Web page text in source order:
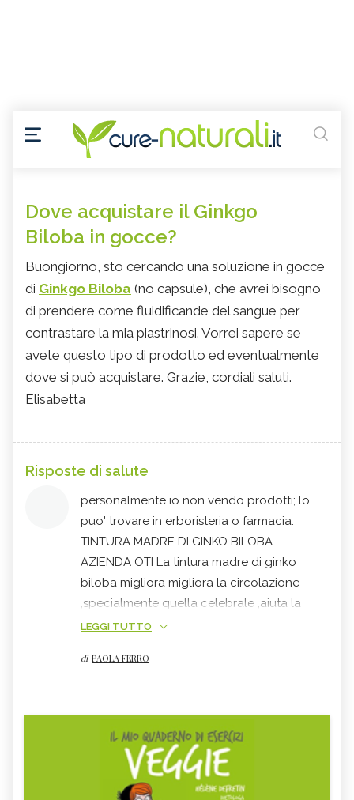
Dove acquistare il Ginkgo
Biloba in gocce?
Buongiorno, sto cercando una soluzione in gocce
di Ginkgo Biloba (no capsule), che avrei bisogno
di prendere come fluidificande del sangue per
contrastare la mia piastrinosi. Vorrei sapere se
avete questo tipo di prodotto ed eventualmente
dove si può acquistare. Grazie, cordiali saluti.
Elisabetta
Risposte di salute
personalmente io non vendo prodotti; lo
puo' trovare in erboristeria o farmacia.
TINTURA MADRE DI GINKO BILOBA ,
AZIENDA OTI La tintura madre di ginko
biloba migliora migliora la circolazione
,specialmente quella celebrale ,aiuta la
memoria e la concentrazione e riduce le
, Aterosclerosi prevenzione , Cardio-
poca acqua o altra bevanda da 1 a 3 volte
al giorno Avvertenze: Precauzioni d'uso: se
si stanno assumendo farmaci anticoagulanti
o antiaggreganti piastrinici, consultare il
LEGGI TUTTO
di PAOLA FERRO